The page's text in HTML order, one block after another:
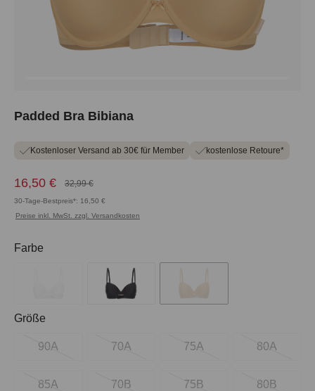
Padded Bra Bibiana
Kostenloser Versand ab 30€ für Member kostenlose Retoure*
16,50 € 32,99 €
30-Tage-Bestpreis*: 16,50 €
Preise inkl. MwSt. zzgl. Versandkosten
Farbe
Größe
90A 70A 75A 80A
85A 70B 75B 80B